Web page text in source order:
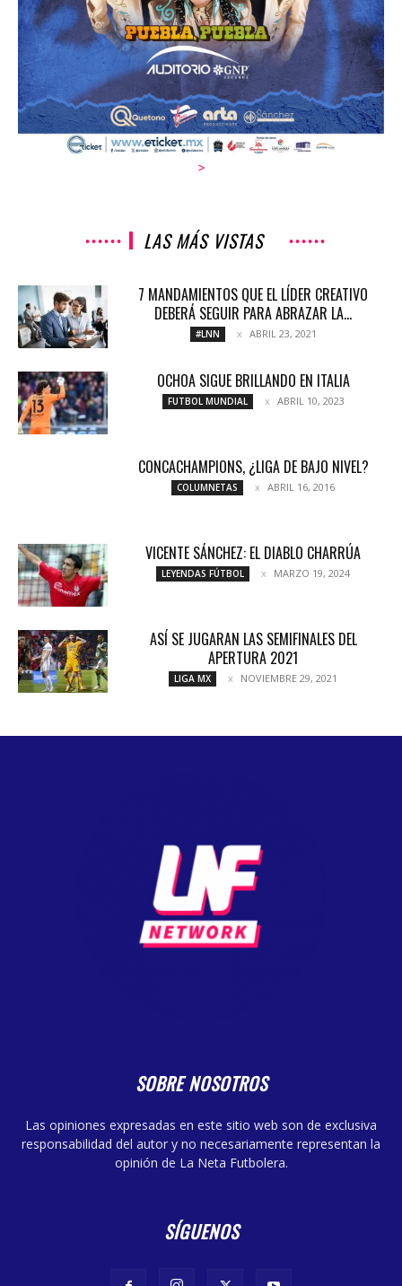
>
LAS MÁS VISTAS
7 MANDAMIENTOS QUE EL LÍDER CREATIVO
DEBERÁ SEGUIR PARA ABRAZAR LA...
#LNN ABRIL 23, 2021
OCHOA SIGUE BRILLANDO EN ITALIA
FUTBOL MUNDIAL ABRIL 10, 2023
CONCACHAMPIONS, ¿LIGA DE BAJO NIVEL?
COLUMNETAS ABRIL 16, 2016
VICENTE SÁNCHEZ: EL DIABLO CHARRÚA
LEYENDAS FÚTBOL MARZO 19, 2024
ASÍ SE JUGARAN LAS SEMIFINALES DEL
APERTURA 2021
LIGA MX NOVIEMBRE 29, 2021
SOBRE NOSOTROS
Las opiniones expresadas en este sitio web son de exclusiva
responsabilidad del autor y no necesariamente representan la
opinión de La Neta Futbolera.
SÍGUENOS